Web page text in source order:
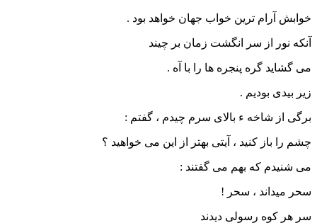
خوابش آرام ترین خواب جهان خواهد بود .
آنکه نور از سر انگشت زمان بر چیند
می گشاید گره پنجره ها را با آه .
زیر بیدی بودیم .
برگی از شاخه ء بالای سرم چیدم ، گفتم :
چشم را باز کنید ، آیتی بهتر از این می خواهید ؟
می شنیدم که بهم می گفتند :
سحر میداند ، سحر !
سر هر کوه رسولی دیدند